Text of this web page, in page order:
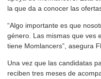
la que da a conocer las
“Algo importante es que
género. Las mismas que ves
tiene Momlancers”, asegura
Una vez que las candidatas
reciben tres meses de